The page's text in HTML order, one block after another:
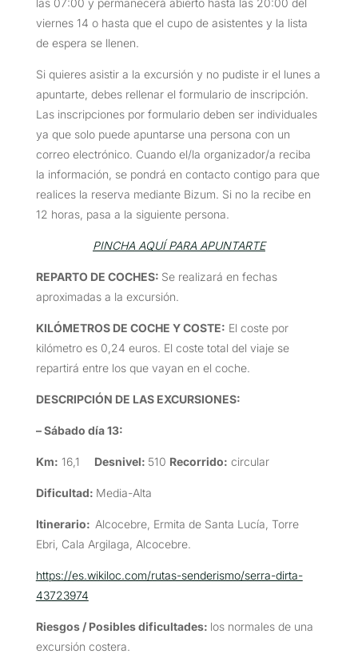
viernes 14 o hasta que el cupo de asistentes y la lista
de espera se llenen.
Si quieres asistir a la excursión y no pudiste ir el lunes a
apuntarte, debes rellenar el formulario de inscripción.
Las inscripciones por formulario deben ser individuales
ya que solo puede apuntarse una persona con un
correo electrónico. Cuando el/la organizador/a reciba
la información, se pondrá en contacto contigo para que
realices la reserva mediante Bizum. Si no la recibe en
12 horas, pasa a la siguiente persona.
PINCHA AQUÍ PARA APUNTARTE
REPARTO DE COCHES: Se realizará en fechas
aproximadas a la excursión.
KILÓMETROS DE COCHE Y COSTE: El coste por
kilómetro es 0,24 euros. El coste total del viaje se
repartirá entre los que vayan en el coche.
DESCRIPCIÓN DE LAS EXCURSIONES:
– Sábado día 13:
Km: 16,1 Desnivel: 510 Recorrido: circular
Dificultad: Media-Alta
Itinerario: Alcocebre, Ermita de Santa Lucía, Torre
Ebri, Cala Argilaga, Alcocebre.
https://es.wikiloc.com/rutas-senderismo/serra-dirta-
43723974
Riesgos / Posibles dificultades: los normales de una
excursión costera.